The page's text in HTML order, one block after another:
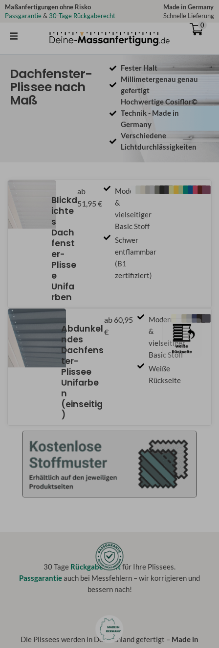
Zum
Inhalt
Maßanfertigungen ohne Risko
Passgarantie& 30-Tage Rückgaberecht
Made in Germany
Schnelle Lieferung
0
Dachfenster-
Plissee nach
Maß
Fester Halt
Millimetergenau genau
gefertigt
Hochwertige Cosiflor©
Technik - Made in
Germany
Verschiedene
Lichtdurchlässigkeiten
Blickd
ichte
s
Dach
fenst
er-
Plisse
e
Unifa
rben
ab
51,95 €
Moderner
&
vielseitiger
Basic Stoff
Schwer
entflammbar
(B1
zertifiziert)
Abdunkel
ndes
Dachfens
ter-
Plissee
Unifarbe
n
(einseitig
)
ab 60,95
€
Moderner
&
vielseitiger
Basic Stoff
Weiße
Rückseite
30 Tage Rückgaberechtfür Ihre Plissees.
Passgarantieauch bei Messfehlern – wir korrigieren und
bessern nach!
Die Plissees werden in Deutschland gefertigt – Made in